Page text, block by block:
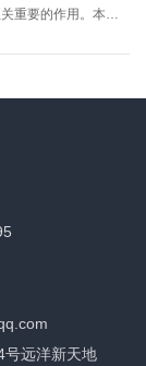
重要的作用。本文
号远洋新天地